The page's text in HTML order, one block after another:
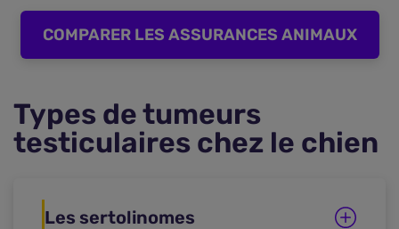
COMPARER LES ASSURANCES ANIMAUX
Types de tumeurs
testiculaires chez le chien
Les sertolinomes